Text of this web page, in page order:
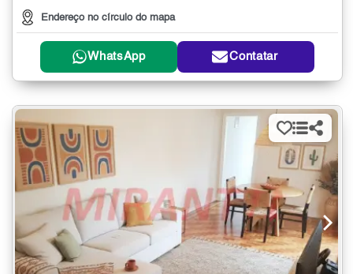
Endereço no círculo do mapa
WhatsApp Contatar